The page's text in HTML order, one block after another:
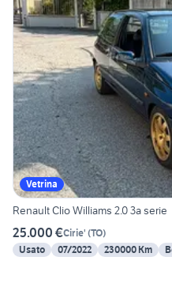
Vetrina
Renault Clio Williams 2.0 3a serie
25.000 €Cirie' (TO)
Usato
07/2022 230000 Km